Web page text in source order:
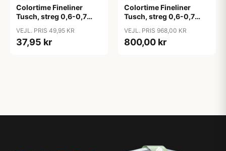
Colortime Fineliner
Tusch, streg 0,6-0,7
pk.
VEJL. PRIS 49,95 KR
37,95 kr
Colortime Fineliner
Tusch, streg 0,6-0,7
pk.
VEJL. PRIS 968,00 KR
800,00 kr